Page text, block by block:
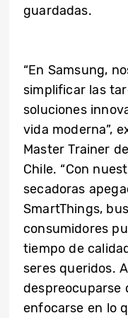
guardadas.
“En Samsung,
simplificar las
soluciones
vida moderna”,
Master Trainer
Chile. “Con
secadoras
SmartThings,
consumidores
tiempo de
seres queridos.
despreocuparse
enfocarse en lo